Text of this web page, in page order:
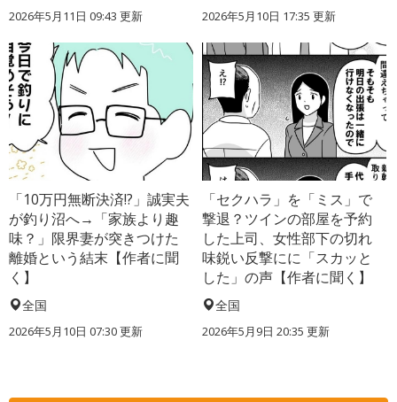
2026年5月11日 09:43 更新 2026年5月10日 17:35 更新
「10万円無断決済!?」誠実夫
が釣り沼へ→「家族より趣
味？」限界妻が突きつけた
離婚という結末【作者に聞
く】
全国
2026年5月10日 07:30 更新
「セクハラ」を「ミス」で
撃退？ツインの部屋を予約
した上司、女性部下の切れ
味鋭い反撃にに「スカッと
した」の声【作者に聞く】
全国
2026年5月9日 20:35 更新